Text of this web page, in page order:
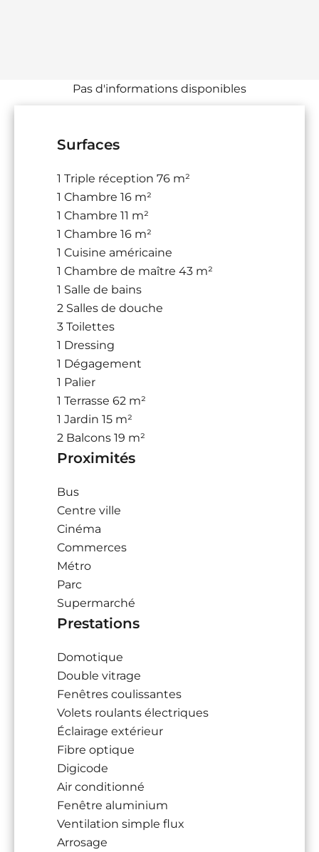
Pas d'informations disponibles
Surfaces
1 Triple réception 76 m²
1 Chambre 16 m²
1 Chambre 11 m²
1 Chambre 16 m²
1 Cuisine américaine
1 Chambre de maître 43 m²
1 Salle de bains
2 Salles de douche
3 Toilettes
1 Dressing
1 Dégagement
1 Palier
1 Terrasse 62 m²
1 Jardin 15 m²
2 Balcons 19 m²
Proximités
Bus
Centre ville
Cinéma
Commerces
Métro
Parc
Supermarché
Prestations
Domotique
Double vitrage
Fenêtres coulissantes
Volets roulants électriques
Éclairage extérieur
Fibre optique
Digicode
Air conditionné
Fenêtre aluminium
Ventilation simple flux
Arrosage